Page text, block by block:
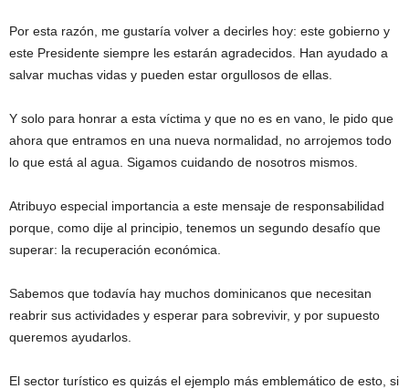
Por esta razón, me gustaría volver a decirles hoy: este gobierno y
este Presidente siempre les estarán agradecidos. Han ayudado a
salvar muchas vidas y pueden estar orgullosos de ellas.
Y solo para honrar a esta víctima y que no es en vano, le pido que
ahora que entramos en una nueva normalidad, no arrojemos todo
lo que está al agua. Sigamos cuidando de nosotros mismos.
Atribuyo especial importancia a este mensaje de responsabilidad
porque, como dije al principio, tenemos un segundo desafío que
superar: la recuperación económica.
Sabemos que todavía hay muchos dominicanos que necesitan
reabrir sus actividades y esperar para sobrevivir, y por supuesto
queremos ayudarlos.
El sector turístico es quizás el ejemplo más emblemático de esto, si